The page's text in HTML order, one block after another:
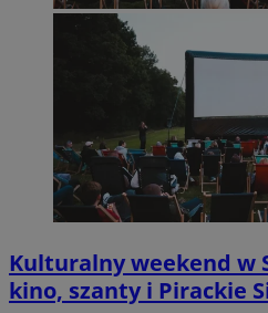
Kulturalny weekend w
kino, szanty i Pirackie